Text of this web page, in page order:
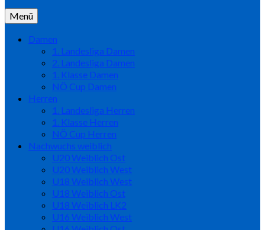
Menü
Damen
1. Landesliga Damen
2. Landesliga Damen
1. Klasse Damen
NÖ Cup Damen
Herren
1. Landesliga Herren
1. Klasse Herren
NÖ Cup Herren
Nachwuchs weiblich
U20 Weiblich Ost
U20 Weiblich West
U18 Weiblich West
U18 Weiblich Ost
U18 Weiblich LK2
U16 Weiblich West